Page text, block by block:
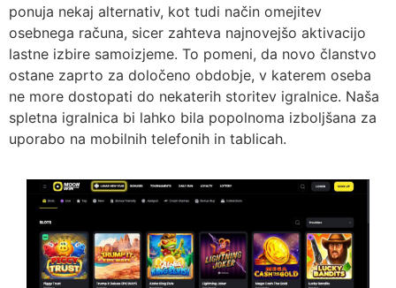
ponuja nekaj alternativ, kot tudi način omejitev
osebnega računa, sicer zahteva najnovejšo aktivacijo
lastne izbire samoizjeme. To pomeni, da novo članstvo
ostane zaprto za določeno obdobje, v katerem oseba
ne more dostopati do nekaterih storitev igralnice. Naša
spletna igralnica bi lahko bila popolnoma izboljšana za
uporabo na mobilnih telefonih in tablicah.